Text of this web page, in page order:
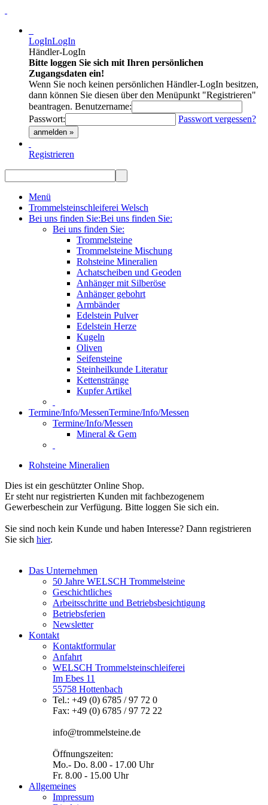
LogInLogIn
Händler-LogIn
Bitte loggen Sie sich mit Ihren persönlichen
Zugangsdaten ein!
Wenn Sie noch keinen persönlichen Händler-LogIn besitzen,
dann können Sie diesen über den Menüpunkt "Registrieren"
beantragen. Benutzername:
Passwort:
Passwort vergessen?
anmelden »
Registrieren
Menü
Trommelsteinschleiferei Welsch
Bei uns finden Sie:Bei uns finden Sie:
Bei uns finden Sie:
Trommelsteine
Trommelsteine Mischung
Rohsteine Mineralien
Achatscheiben und Geoden
Anhänger mit Silberöse
Anhänger gebohrt
Armbänder
Edelstein Pulver
Edelstein Herze
Kugeln
Oliven
Seifensteine
Steinheilkunde Literatur
Kettenstränge
Kupfer Artikel
Termine/Info/MessenTermine/Info/Messen
Termine/Info/Messen
Mineral & Gem
Rohsteine Mineralien
Dies ist ein geschützter Online Shop.
Er steht nur registrierten Kunden mit fachbezogenem
Gewerbeschein zur Verfügung. Bitte loggen Sie sich ein.
Sie sind noch kein Kunde und haben Interesse? Dann registrieren
Sie sich hier.
Das Unternehmen
50 Jahre WELSCH Trommelsteine
Geschichtliches
Arbeitsschritte und Betriebsbesichtigung
Betriebsferien
Newsletter
Kontakt
Kontaktformular
Anfahrt
WELSCH Trommelsteinschleiferei
Im Ebes 11
55758 Hottenbach
Tel.: +49 (0) 6785 / 97 72 0
Fax: +49 (0) 6785 / 97 72 22
info@trommelsteine.de
Öffnungszeiten:
Mo.- Do. 8.00 - 17.00 Uhr
Fr. 8.00 - 15.00 Uhr
Allgemeines
Impressum